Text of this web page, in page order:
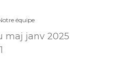
équipe
maj janv 2025
1